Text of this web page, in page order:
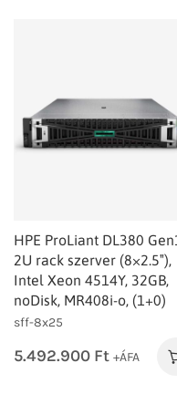
HPE ProLiant DL380
2U rack szerver (8×2.5″),
Intel Xeon 4514Y, 32GB,
noDisk, MR408i-o, (1+0)
sff-8x25
5.492.900 Ft +ÁFA